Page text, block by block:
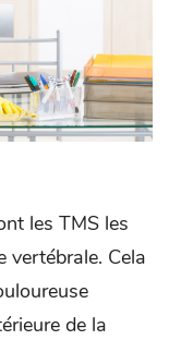
les TMS les
vertébrale. Cela
de la